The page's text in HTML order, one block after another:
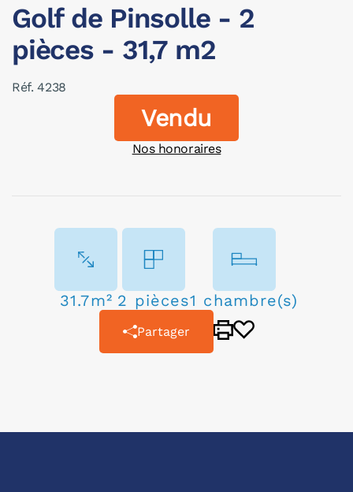
Golf de Pinsolle - 2
pièces - 31,7 m2
Réf. 4238
Vendu
Nos honoraires
31.7m² 2 pièces1 chambre(s)
Partager